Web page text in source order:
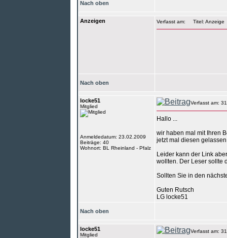
Nach oben
Anzeigen Verfasst am: Titel: Anzeige
Nach oben
locke51
Mitglied
Anmeldedatum: 23.02.2009
Beiträge: 40
Wohnort: BL Rheinland - Pfalz
Verfasst am:
Hallo ...
wir haben mal mit Ihren
jetzt mal diesen
Leider kann der Link
wollten. Der Leser sollte
Sollten Sie in den
Guten Rutsch
LG locke51
Nach oben
locke51
Mitglied
Verfasst am: